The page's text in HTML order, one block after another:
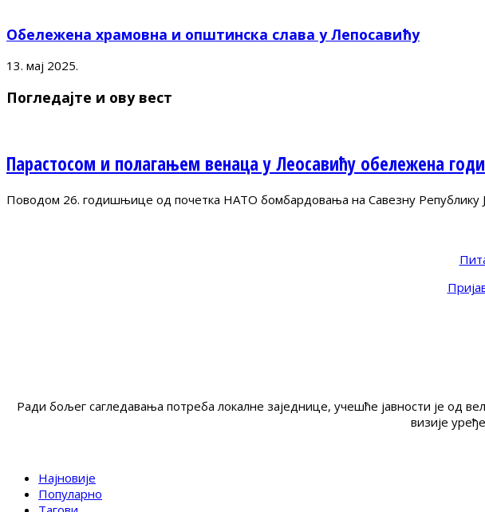
Обележена храмовна и општинска слава у Лепосавићу
13. мај 2025.
Погледајте и ову вест
Парастосом и полагањем венаца у Леосавићу обележена
Поводом 26. годишњице од почетка НАТО бомбардовања на Савезну Републику
Ради бољег сагледавања потреба локалне заједнице, учешће јавности је од
визије
Најновије
Популарно